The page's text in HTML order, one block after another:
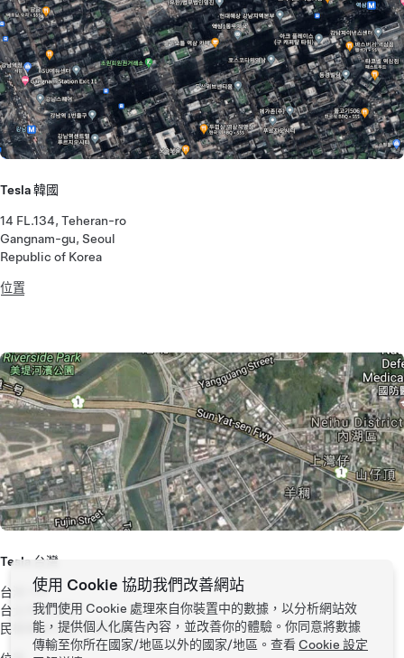
Tesla 韓國
14 FL.134, Teheran-ro
Gangnam-gu, Seoul
Republic of Korea
位置
Tesla 台灣
台灣 114
台北市內湖區
民權東路 6 段 11 弄 6 號
使用 Cookie 協助我們改善網站
我們使用 Cookie 處理來自你裝置中的數據，以分析網站效
能，提供個人化廣告內容，並改善你的體驗。你同意將數據
傳輸至你所在國家/地區以外的國家/地區。查看 Cookie 設定